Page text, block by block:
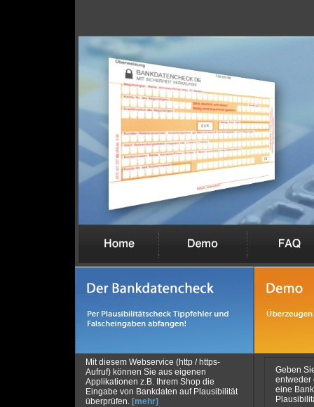
Mit diesem Webservice (http / https-
Aufruf) können Sie aus eigenen
Applikationen z.B. Ihrem Shop die
Eingabe von Bankdaten auf Plausibilität
überprüfen. [mehr]
Geben
entweder
eine